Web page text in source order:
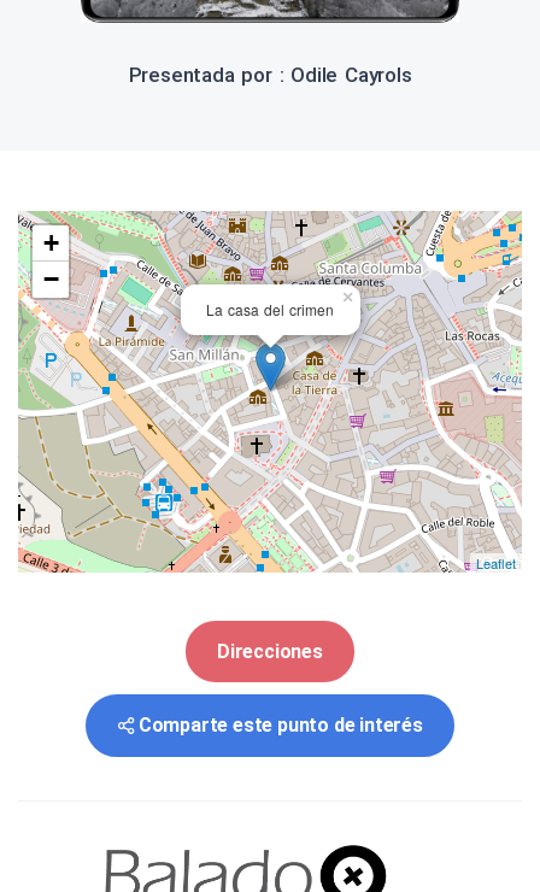
Presentada por : Odile Cayrols
La casa del crimen
×
+
−
Leaflet
Direcciones
Comparte este punto de interés